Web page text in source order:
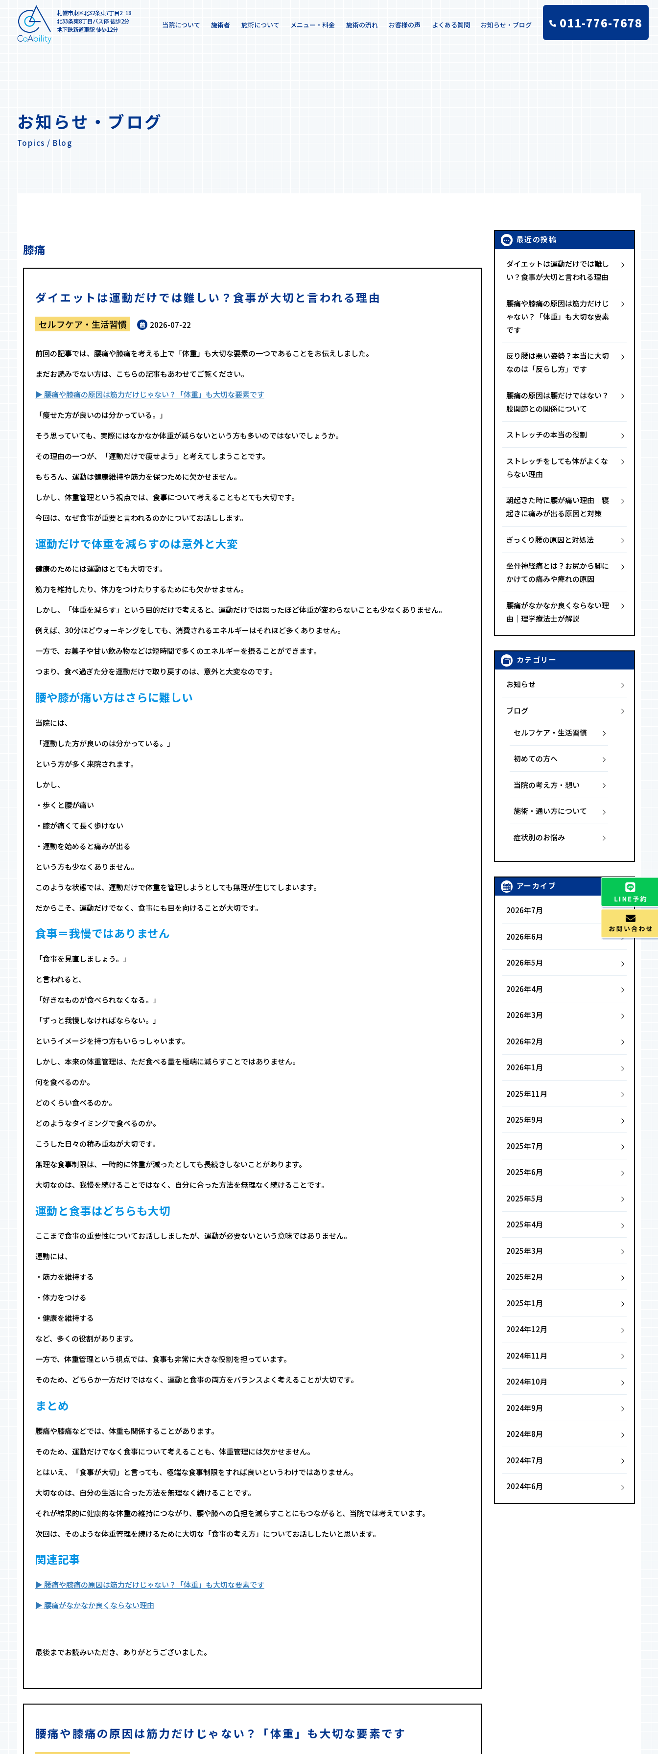
札幌市東区北32条東7丁目2−18
北33条東8丁目バス停 徒歩2分
地下鉄新道東駅 徒歩12分
当院について 施術者 施術について メニュー・料金 施術の流れ お客様の声 よくある質問 お知らせ・ブログ 011-776-7678
お知らせ・ブログ
Topics / Blog
膝痛
ダイエットは運動だけでは難しい？食事が大切と言われる理由
セルフケア・生活習慣 2026-07-22
前回の記事では、腰痛や膝痛を考える上で「体重」も大切な要素の一つであることをお伝えしました。
まだお読みでない方は、こちらの記事もあわせてご覧ください。
▶︎ 腰痛や膝痛の原因は筋力だけじゃない？「体重」も大切な要素です
「痩せた方が良いのは分かっている。」
そう思っていても、実際にはなかなか体重が減らないという方も多いのではないでしょうか。
その理由の一つが、「運動だけで痩せよう」と考えてしまうことです。
もちろん、運動は健康維持や筋力を保つために欠かせません。
しかし、体重管理という視点では、食事について考えることもとても大切です。
今回は、なぜ食事が重要と言われるのかについてお話しします。
運動だけで体重を減らすのは意外と大変
健康のためには運動はとても大切です。
筋力を維持したり、体力をつけたりするためにも欠かせません。
しかし、「体重を減らす」という目的だけで考えると、運動だけでは思ったほど体重が変わらないことも少なくありません。
例えば、30分ほどウォーキングをしても、消費されるエネルギーはそれほど多くありません。
一方で、お菓子や甘い飲み物などは短時間で多くのエネルギーを摂ることができます。
つまり、食べ過ぎた分を運動だけで取り戻すのは、意外と大変なのです。
腰や膝が痛い方はさらに難しい
当院には、
「運動した方が良いのは分かっている。」
という方が多く来院されます。
しかし、
・歩くと腰が痛い
・膝が痛くて長く歩けない
・運動を始めると痛みが出る
という方も少なくありません。
このような状態では、運動だけで体重を管理しようとしても無理が生じてしまいます。
だからこそ、運動だけでなく、食事にも目を向けることが大切です。
食事＝我慢ではありません
「食事を見直しましょう。」
と言われると、
「好きなものが食べられなくなる。」
「ずっと我慢しなければならない。」
というイメージを持つ方もいらっしゃいます。
しかし、本来の体重管理は、ただ食べる量を極端に減らすことではありません。
何を食べるのか。
どのくらい食べるのか。
どのようなタイミングで食べるのか。
こうした日々の積み重ねが大切です。
無理な食事制限は、一時的に体重が減ったとしても長続きしないことがあります。
大切なのは、我慢を続けることではなく、自分に合った方法を無理なく続けることです。
運動と食事はどちらも大切
ここまで食事の重要性についてお話ししましたが、運動が必要ないという意味ではありません。
運動には、
・筋力を維持する
・体力をつける
・健康を維持する
など、多くの役割があります。
一方で、体重管理という視点では、食事も非常に大きな役割を担っています。
そのため、どちらか一方だけではなく、運動と食事の両方をバランスよく考えることが大切です。
まとめ
腰痛や膝痛などでは、体重も関係することがあります。
そのため、運動だけでなく食事について考えることも、体重管理には欠かせません。
とはいえ、「食事が大切」と言っても、極端な食事制限をすれば良いというわけではありません。
大切なのは、自分の生活に合った方法を無理なく続けることです。
それが結果的に健康的な体重の維持につながり、腰や膝への負担を減らすことにもつながると、当院では考えています。
次回は、そのような体重管理を続けるために大切な「食事の考え方」についてお話ししたいと思います。
関連記事
▶︎ 腰痛や膝痛の原因は筋力だけじゃない？「体重」も大切な要素です
▶︎ 腰痛がなかなか良くならない理由
最後までお読みいただき、ありがとうございました。
腰痛や膝痛の原因は筋力だけじゃない？「体重」も大切な要素です
最近の投稿
ダイエットは運動だけでは難し
い？食事が大切と言われる理由
腰痛や膝痛の原因は筋力だけじ
ゃない？「体重」も大切な要素
です
反り腰は悪い姿勢？本当に大切
なのは「反らし方」です
腰痛の原因は腰だけではない？
股関節との関係について
ストレッチの本当の役割
ストレッチをしても体がよくな
らない理由
朝起きた時に腰が痛い理由｜寝
起きに痛みが出る原因と対策
ぎっくり腰の原因と対処法
坐骨神経痛とは？お尻から脚に
かけての痛みや痺れの原因
腰痛がなかなか良くならない理
由｜理学療法士が解説
カテゴリー
お知らせ
ブログ
セルフケア・生活習慣
初めての方へ
当院の考え方・想い
施術・通い方について
症状別のお悩み
アーカイブ
2026年7月
2026年6月
2026年5月
2026年4月
2026年3月
2026年2月
2026年1月
2025年11月
2025年9月
2025年7月
2025年6月
2025年5月
2025年4月
2025年3月
2025年2月
2025年1月
2024年12月
2024年11月
2024年10月
2024年9月
2024年8月
2024年7月
2024年6月